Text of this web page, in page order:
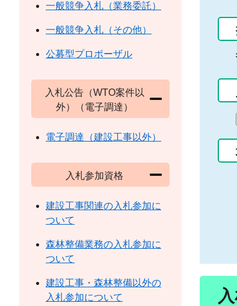
一般競争入札（業務委託）
一般競争入札（その他）
公募型プロポーザル
入札公告（WTO案件以
外）（電子調達）
電子調達（建設工事以外）
入札参加資格
建設工事関連の入札参加に
ついて
森林整備業務の入札参加に
ついて
建設工事・森林整備以外の
入札参加について